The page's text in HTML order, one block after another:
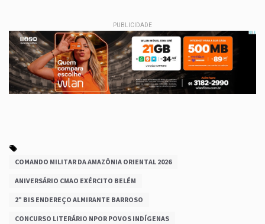
PUBLICIDADE
COMANDO MILITAR DA AMAZÔNIA ORIENTAL 2026
ANIVERSÁRIO CMAO EXÉRCITO BELÉM
2º BIS ENDEREÇO ALMIRANTE BARROSO
CONCURSO LITERÁRIO NPOR POVOS INDÍGENAS